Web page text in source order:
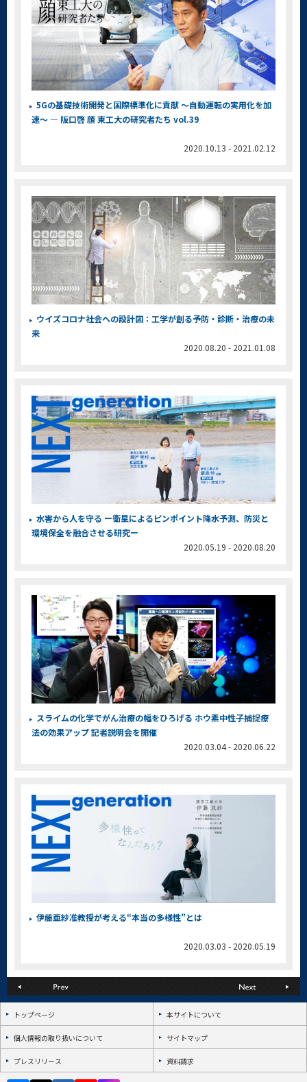
5Gの基礎技術開発と国際標準化に貢献 ～自動運転の実用化を加
速～ ― 阪口啓 顔 東工大の研究者たち vol.39
2020.10.13 - 2021.02.12
ウイズコロナ社会への設計図：工学が創る予防・診断・治療の未
来
2020.08.20 - 2021.01.08
水害から人を守る ー衛星によるピンポイント降水予測、防災と
環境保全を融合させる研究ー
2020.05.19 - 2020.08.20
スライムの化学でがん治療の幅をひろげる ホウ素中性子捕捉療
法の効果アップ 記者説明会を開催
2020.03.04 - 2020.06.22
伊藤亜紗准教授が考える“本当の多様性”とは
2020.03.03 - 2020.05.19
トップページ 本サイトについて
個人情報の取り扱いについて サイトマップ
プレスリリース 資料請求